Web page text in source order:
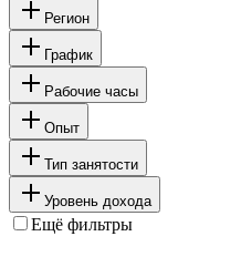
Регион
График
Рабочие часы
Опыт
Тип занятости
Уровень дохода
Ещё фильтры